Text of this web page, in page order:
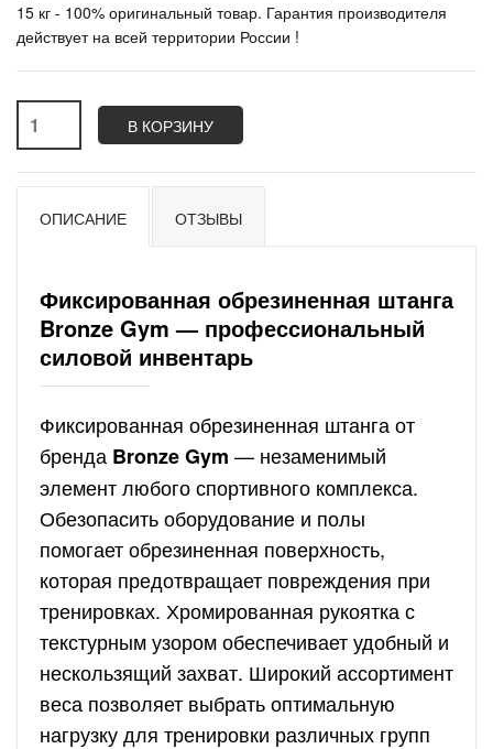
15 кг - 100% оригинальный товар. Гарантия производителя
действует на всей территории России !
В КОРЗИНУ
ОПИСАНИЕ ОТЗЫВЫ
Фиксированная обрезиненная штанга
Bronze Gym — профессиональный
силовой инвентарь
Фиксированная обрезиненная штанга от
бренда Bronze Gym — незаменимый
элемент любого спортивного комплекса.
Обезопасить оборудование и полы
помогает обрезиненная поверхность,
которая предотвращает повреждения при
тренировках. Хромированная рукоятка с
текстурным узором обеспечивает удобный и
нескользящий захват. Широкий ассортимент
веса позволяет выбрать оптимальную
нагрузку для тренировки различных групп